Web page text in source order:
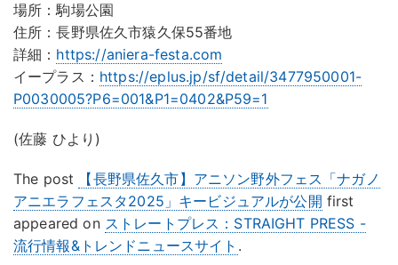
場所：駒場公園
住所：長野県佐久市猿久保55番地
詳細： https://aniera-festa.com
イープラス： https://eplus.jp/sf/detail/3477950001-
P0030005?P6=001&P1=0402&P59=1
(佐藤 ひより)
The post
【長野県佐久市】アニソン野外フェス「ナガノ
アニエラフェスタ2025」キービジュアルが公開 first
appeared on ストレートプレス：STRAIGHT PRESS -
流行情報&トレンドニュースサイト .